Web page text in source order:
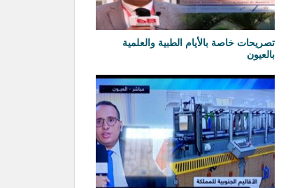
تصريحات خاصة بالأيام الطبية والعلمية
بالعيون